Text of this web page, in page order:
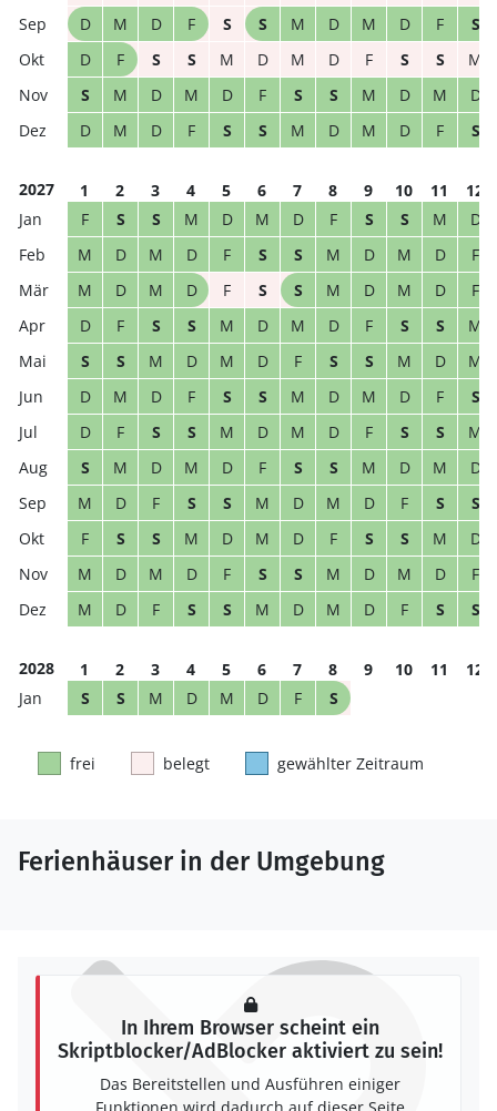
D
M D F S S M D M D F
S
D
F S S M D M D F S S
M
S
M D M D F S S M D M
D
D
M D F S S M D M D F S
2027 1 2 3 4 5 6 7 8 9 10 11
12
F
S S M D M D F S S M
D
M
D M D F S S M D M D
F
M
D M D F S S M D M D
F
D
F S S M D M D F S S
M
S
S M D M D F S S M D
M
D
M D F S S M D M D F
S
D
F S S M D M D F S S
M
S
M D M D F S S M D M
D
M
D F S S M D M D F S
S
F
S S M D M D F S S M
D
M
D M D F S S M D M D
F
M
D F S S M D M D F S S
2028 1 2 3 4 5 6 7 8 9 10 11
12
S
S M D M D F S
frei belegt gewählter Zeitraum
Ferienhäuser in der Umgebung
In Ihrem Browser scheint ein
Skriptblocker/AdBlocker aktiviert zu sein!
Das Bereitstellen und Ausführen einiger